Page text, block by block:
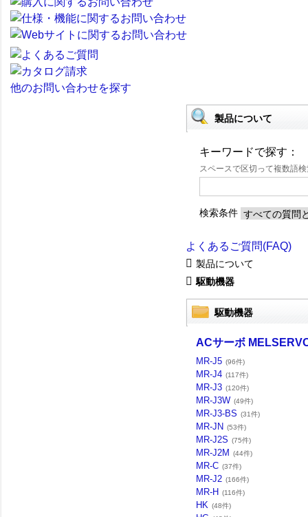
他のお問い合わせを探す
製品について
キーワードで探す：
スペースで区切って複数語
検索条件
よくあるご質問(FAQ)
製品について
駆動機器
駆動機器
ACサーボ
MR-J5 (96件)
MR-J4 (117件)
MR-J3 (120件)
MR-J3W (49件)
MR-J3-BS (31件)
MR-JN (53件)
MR-J2S (75件)
MR-J2M (44件)
MR-C (37件)
MR-J2 (166件)
MR-H (116件)
HK (48件)